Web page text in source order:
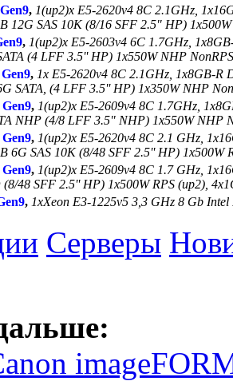
, 1(up2)x E5-2620v4 8C 2.1GHz,
12G SAS 10K (8/16 SFF 2.5" HP)
, 1(up2)x E5-2603v4 6C 1.7GHz,
(4 LFF 3.5'' HP) 1x550W NHP
, 1x E5-2620v4 8C 2.1GHz, 1x8GB-
SATA, (4 LFF 3.5'' HP) 1x350W NHP
, 1(up2)x E5-2609v4 8C 1.7GHz,
NHP (4/8 LFF 3.5" NHP) 1x550W NHP
, 1(up2)x E5-2620v4 8C 2.1 GHz,
6G SAS 10K (8/48 SFF 2.5'' HP)
, 1(up2)x E5-2609v4 8C 1.7 GHz,
48 SFF 2.5'' HP) 1x500W RPS (up2),
, 1xXeon E3-1225v5 3,3 GHz 8 Gb
Серверы